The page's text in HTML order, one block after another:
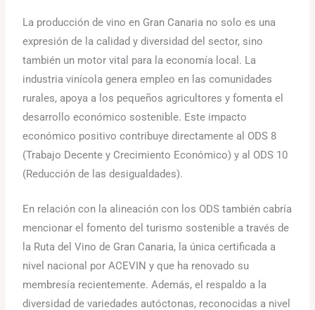
La producción de vino en Gran Canaria no solo es una
expresión de la calidad y diversidad del sector, sino
también un motor vital para la economía local. La
industria vinícola genera empleo en las comunidades
rurales, apoya a los pequeños agricultores y fomenta el
desarrollo económico sostenible. Este impacto
económico positivo contribuye directamente al ODS 8
(Trabajo Decente y Crecimiento Económico) y al ODS 10
(Reducción de las desigualdades).
En relación con la alineación con los ODS también cabría
mencionar el fomento del turismo sostenible a través de
la Ruta del Vino de Gran Canaria, la única certificada a
nivel nacional por ACEVIN y que ha renovado su
membresía recientemente. Además, el respaldo a la
diversidad de variedades autóctonas, reconocidas a nivel